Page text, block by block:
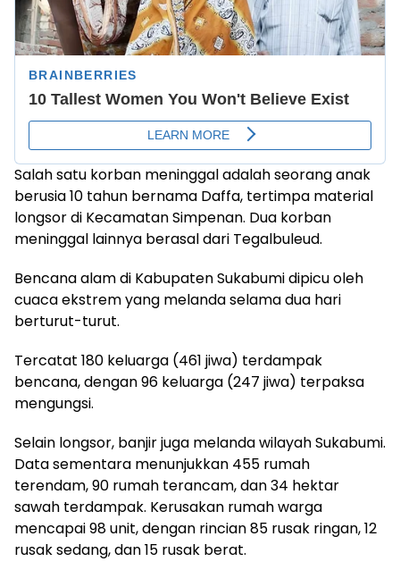
Salah satu korban meninggal adalah seorang anak
berusia 10 tahun bernama Daffa, tertimpa material
longsor di Kecamatan Simpenan. Dua korban
meninggal lainnya berasal dari Tegalbuleud.
Bencana alam di Kabupaten Sukabumi dipicu oleh
cuaca ekstrem yang melanda selama dua hari
berturut-turut.
Tercatat 180 keluarga (461 jiwa) terdampak
bencana, dengan 96 keluarga (247 jiwa) terpaksa
mengungsi.
Selain longsor, banjir juga melanda wilayah Sukabumi.
Data sementara menunjukkan 455 rumah
terendam, 90 rumah terancam, dan 34 hektar
sawah terdampak. Kerusakan rumah warga
mencapai 98 unit, dengan rincian 85 rusak ringan, 12
rusak sedang, dan 15 rusak berat.